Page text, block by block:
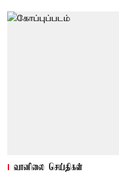
வானிலை செய்திகள்